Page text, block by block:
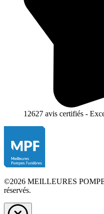
12627 avis certifiés -
©2026 MEILLEURES
réservés.